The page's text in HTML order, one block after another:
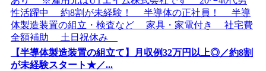
【半導体製造装置の組立て】月収例32万円以上◎／約8割
が未経験スタート★／...